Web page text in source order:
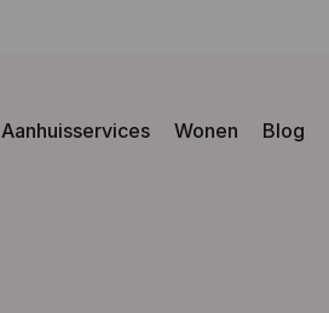
Aanhuisservices Wonen Blog